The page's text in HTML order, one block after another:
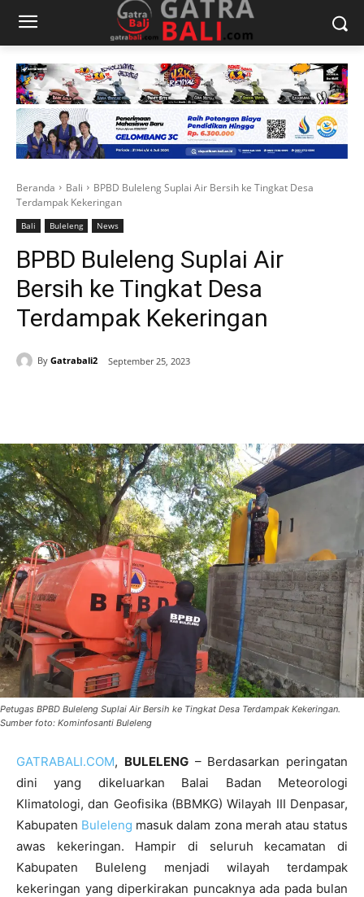
Beranda Bali
BPBD Buleleng Suplai Air Bersih ke Tingkat Desa
Terdampak Kekeringan
Bali Buleleng News
BPBD Buleleng Suplai Air
Bersih ke Tingkat Desa
Terdampak Kekeringan
By Gatrabali2 September 25, 2023
Petugas BPBD Buleleng Suplai Air Bersih ke Tingkat Desa Terdampak Kekeringan.
Sumber foto: Kominfosanti Buleleng
GATRABALI.COM, BULELENG– Berdasarkan peringatan
dini yang dikeluarkan Balai Badan Meteorologi
Klimatologi, dan Geofisika (BBMKG) Wilayah III Denpasar,
Kabupaten Buleleng masuk dalam zona merah atau status
awas kekeringan. Hampir di seluruh kecamatan di
Kabupaten Buleleng menjadi wilayah terdampak
kekeringan yang diperkirakan puncaknya ada pada bulan